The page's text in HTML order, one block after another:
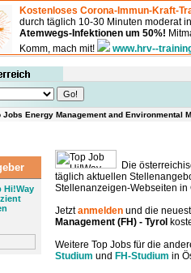
Kostenloses Corona-Immun-Kraft-
durch täglich 10-30 Minuten moderat
Atemwegs-Infektionen um 50%!
Komm, mach mit!
www.hrv--
Jobs Energy Management and Environmental
Hi!Way
Die
täglich aktuellen
Stellenanzeigen-Webseiten in
Jetztanmelden und die
Management (FH) - Tyrol
Weitere Top Jobs für die
Studium und FH-Studium in